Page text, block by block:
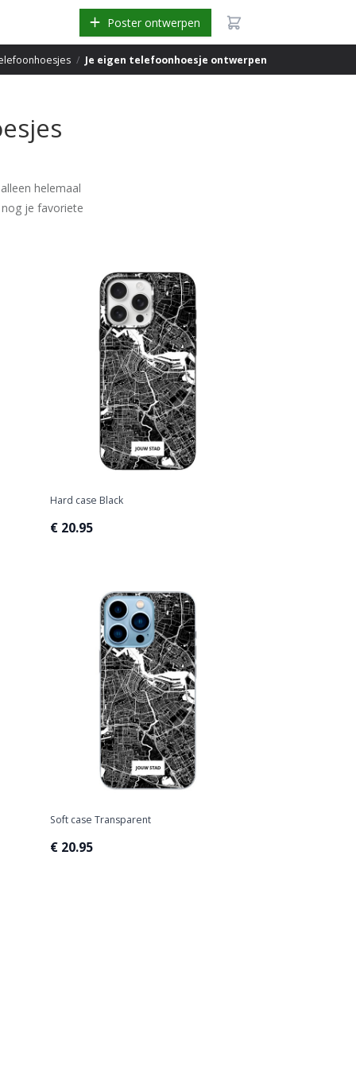
Poster ontwerpen
/ Je eigen telefoonhoesje ontwerpen
helemaal
je favoriete
Hard case Black
€ 20.95
Soft case Transparent
€ 20.95